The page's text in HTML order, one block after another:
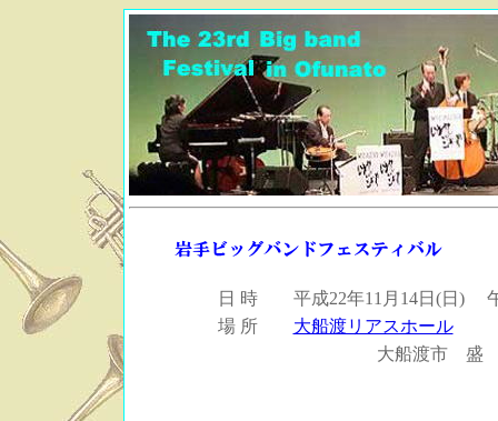
日 時 平成22年11月14日(日)
場 所 大船渡リアスホール
大船渡市 盛